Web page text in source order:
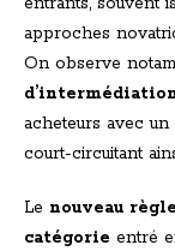
approches
On observe
acheteurs avec
court-circuitant
Le nouveau
catégorie entré